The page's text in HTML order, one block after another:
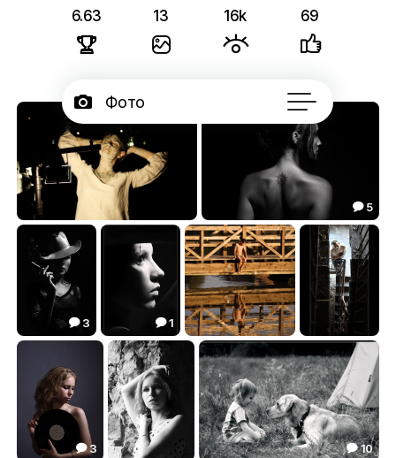
6.63

13

16k

69

 Фото
 Портфолио
 Серии
 Подписчики
 Об авторе
...
999.9
 0.00
.............
11.50
 5
......
 3
без названия
5.41
 1
мысли о вечном...
6.22
мы будем подниматься вверх....
4.04
 3
 10